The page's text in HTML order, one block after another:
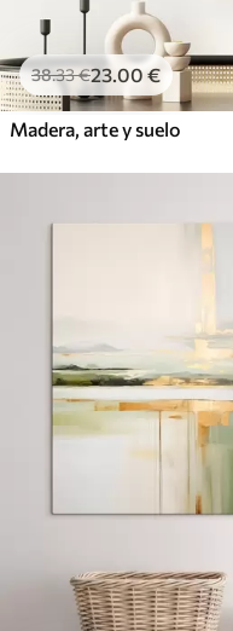
38.33€23.00 €
Madera, arte y suelo